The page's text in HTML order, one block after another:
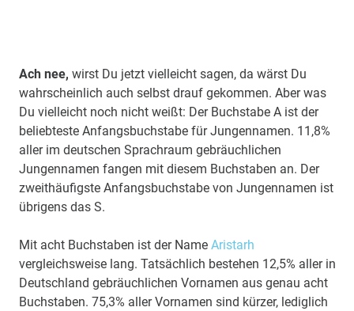
Ach nee, wirst Du jetzt vielleicht sagen, da wärst Du
wahrscheinlich auch selbst drauf gekommen. Aber was
Du vielleicht noch nicht weißt: Der Buchstabe A ist der
beliebteste Anfangsbuchstabe für Jungennamen. 11,8%
aller im deutschen Sprachraum gebräuchlichen
Jungennamen fangen mit diesem Buchstaben an. Der
zweithäufigste Anfangsbuchstabe von Jungennamen ist
übrigens das S.
Mit acht Buchstaben ist der Name Aristarh
vergleichsweise lang. Tatsächlich bestehen 12,5% aller in
Deutschland gebräuchlichen Vornamen aus genau acht
Buchstaben. 75,3% aller Vornamen sind kürzer, lediglich